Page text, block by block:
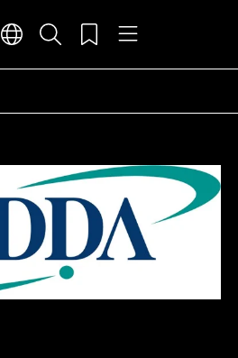
Hauptnavigation
Sprachen Menü
Produktsuche
Merkliste